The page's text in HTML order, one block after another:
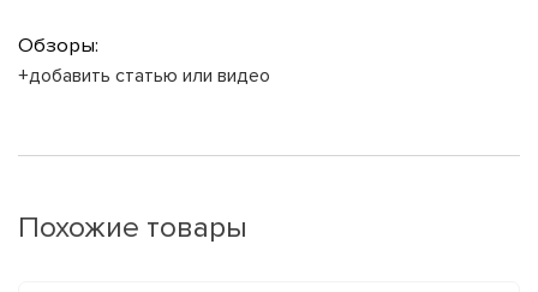
Обзоры:
+добавить статью или видео
Похожие товары